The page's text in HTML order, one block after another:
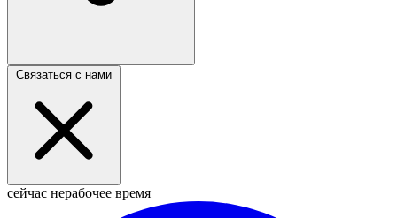
Связаться с нами
сейчас нерабочее время